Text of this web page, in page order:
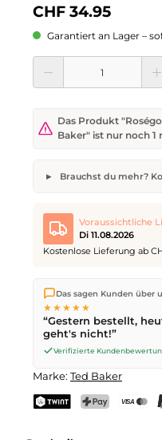
CHF 34.95
Garantiert an Lager –
Produkt Anzahl: Gib den
Das Produkt
Baker" ist nur noch 1
Brauchst du mehr?
Gewünschte Anzahl
Dein Name
Anfrage senden
Voraussichtliche
Di 11.08.2026
Kostenlose Lieferung ab
Wir versenden direkt aus
ist die Lieferung kostenlos.
werden noch am selben
nächsten Werktagmit
Das sagen Kunden über
★★★★★
“Gestern bestellt,
geht's nicht!”
Verifizierte
Marke: Ted Baker